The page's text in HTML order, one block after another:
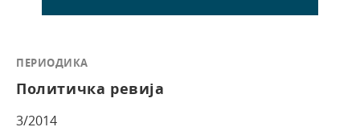
ПЕРИОДИКА
Политичка ревија
3/2014